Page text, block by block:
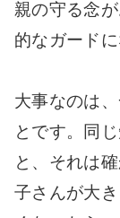
親の守る念
的なガードに
大事なのは
とです。同
と、それは
子さんが大